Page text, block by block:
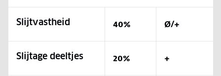
Slijtvastheid 40% Ø/+
Slijtage deeltjes 20% +